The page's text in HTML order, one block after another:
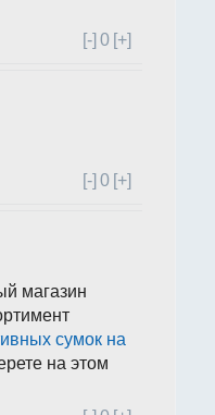
[-] 0 [+]
[-] 0 [+]
магазин
сумок на
на этом